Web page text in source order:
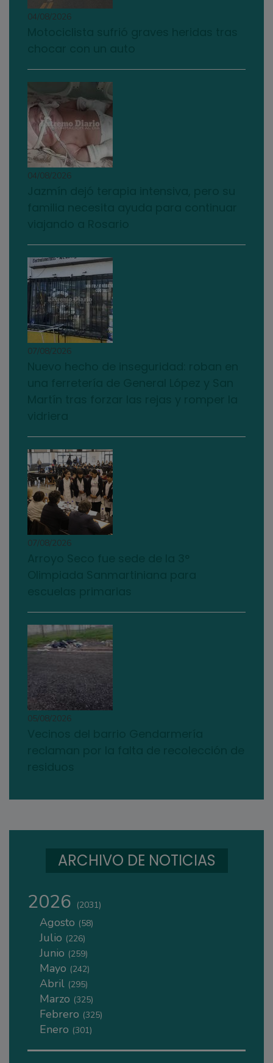
04/08/2026
04/08/2026
07/08/2026
07/08/2026
05/08/2026
ARCHIVO DE NOTICIAS
2026 (2031)
Agosto (58)
Julio (226)
Junio (259)
Mayo (242)
Abril (295)
Marzo (325)
Febrero (325)
Enero (301)